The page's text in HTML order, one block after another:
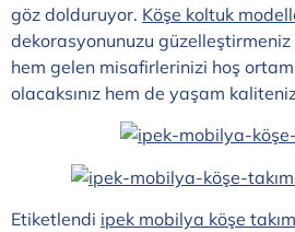
göz dolduruyor. Köşe koltuk
dekorasyonunuzu
hem gelen misafirlerinizi hoş
olacaksınız hem de yaşam
Etiketlendi ipek mobilya köşe